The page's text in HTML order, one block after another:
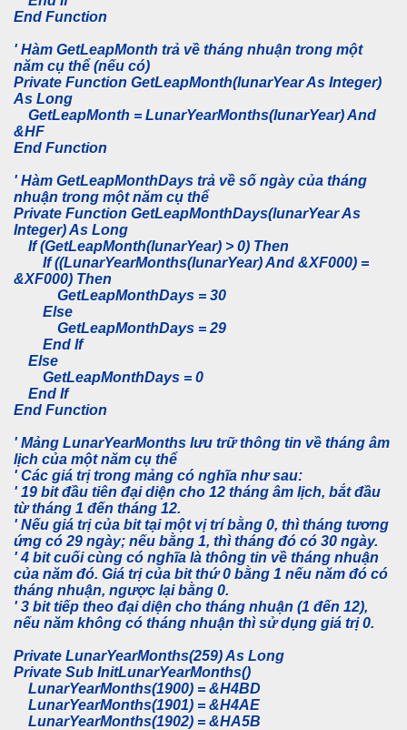
End Function
' Hàm GetLeapMonth trả về tháng nhuận trong một
năm cụ thể (nếu có)
Private Function GetLeapMonth(lunarYear As Integer)
As Long
GetLeapMonth = LunarYearMonths(lunarYear) And
&HF
End Function
' Hàm GetLeapMonthDays trả về số ngày của tháng
nhuận trong một năm cụ thể
Private Function GetLeapMonthDays(lunarYear As
Integer) As Long
If (GetLeapMonth(lunarYear) > 0) Then
If ((LunarYearMonths(lunarYear) And &XF000) =
&XF000) Then
GetLeapMonthDays = 30
Else
GetLeapMonthDays = 29
End If
Else
GetLeapMonthDays = 0
End If
End Function
' Mảng LunarYearMonths lưu trữ thông tin về tháng âm
lịch của một năm cụ thể
' Các giá trị trong mảng có nghĩa như sau:
' 19 bit đầu tiên đại diện cho 12 tháng âm lịch, bắt đầu
từ tháng 1 đến tháng 12.
' Nếu giá trị của bit tại một vị trí bằng 0, thì tháng tương
ứng có 29 ngày; nếu bằng 1, thì tháng đó có 30 ngày.
' 4 bit cuối cùng có nghĩa là thông tin về tháng nhuận
của năm đó. Giá trị của bit thứ 0 bằng 1 nếu năm đó có
tháng nhuận, ngược lại bằng 0.
' 3 bit tiếp theo đại diện cho tháng nhuận (1 đến 12),
nếu năm không có tháng nhuận thì sử dụng giá trị 0.
Private LunarYearMonths(259) As Long
Private Sub InitLunarYearMonths()
LunarYearMonths(1900) = &H4BD
LunarYearMonths(1901) = &H4AE
LunarYearMonths(1902) = &HA5B